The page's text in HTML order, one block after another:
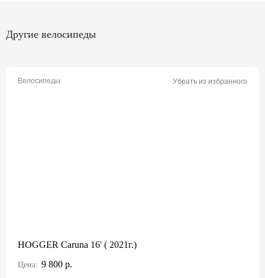
Другие велосипеды
Велосипеды Убрать из избранного
HOGGER Caruna 16' ( 2021г.)
Цена: 9 800 р.